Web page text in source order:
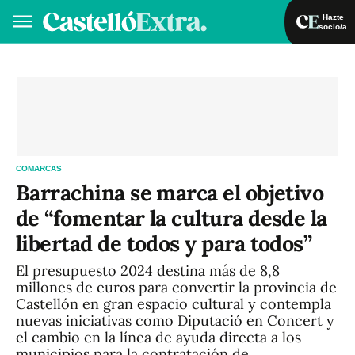
Hazte
socio/a
COMARCAS
Barrachina se marca el objetivo
de “fomentar la cultura desde la
libertad de todos y para todos”
El presupuesto 2024 destina más de 8,8
millones de euros para convertir la provincia de
Castellón en gran espacio cultural y contempla
nuevas iniciativas como Diputació en Concert y
el cambio en la línea de ayuda directa a los